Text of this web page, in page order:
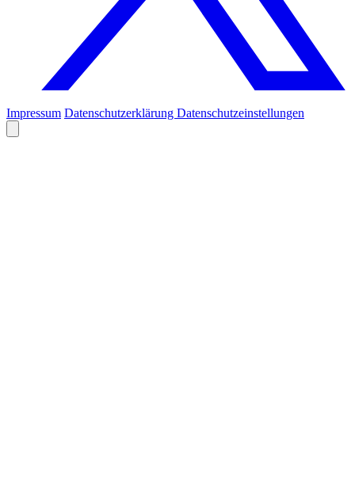
Impressum Datenschutzerklärung Datenschutzeinstellungen